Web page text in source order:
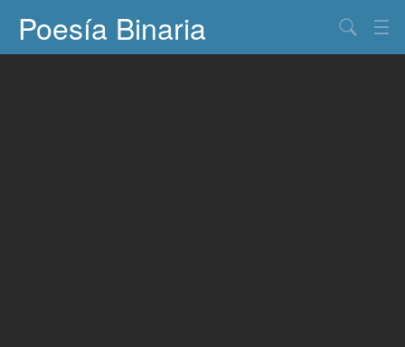
Poesía Binaria